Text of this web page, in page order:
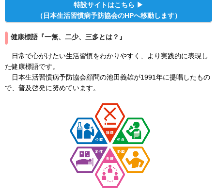
特設サイトはこちら ▶
（日本生活習慣病予防協会のHPへ移動します）
健康標語『一無、二少、三多とは？』
日常で心がけたい生活習慣をわかりやすく、より実践的に表現し
た健康標語です。
日本生活習慣病予防協会顧問の池田義雄が1991年に提唱したもの
で、普及啓発に努めています。